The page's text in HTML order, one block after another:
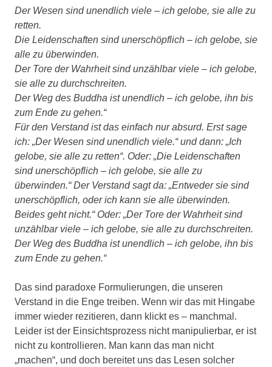
Der Wesen sind unendlich viele – ich gelobe, sie alle zu
retten.
Die Leidenschaften sind unerschöpflich – ich gelobe, sie
alle zu überwinden.
Der Tore der Wahrheit sind unzählbar viele – ich gelobe,
sie alle zu durchschreiten.
Der Weg des Buddha ist unendlich – ich gelobe, ihn bis
zum Ende zu gehen.“
Für den Verstand ist das einfach nur absurd. Erst sage
ich: „Der Wesen sind unendlich viele.“ und dann: „Ich
gelobe, sie alle zu retten“. Oder: „Die Leidenschaften
sind unerschöpflich – ich gelobe, sie alle zu
überwinden.“ Der Verstand sagt da: „Entweder sie sind
unerschöpflich, oder ich kann sie alle überwinden.
Beides geht nicht.“ Oder: „Der Tore der Wahrheit sind
unzählbar viele – ich gelobe, sie alle zu durchschreiten.
Der Weg des Buddha ist unendlich – ich gelobe, ihn bis
zum Ende zu gehen.“
Das sind paradoxe Formulierungen, die unseren
Verstand in die Enge treiben. Wenn wir das mit Hingabe
immer wieder rezitieren, dann klickt es – manchmal.
Leider ist der Einsichtsprozess nicht manipulierbar, er ist
nicht zu kontrollieren. Man kann das man nicht
„machen“, und doch bereitet uns das Lesen solcher